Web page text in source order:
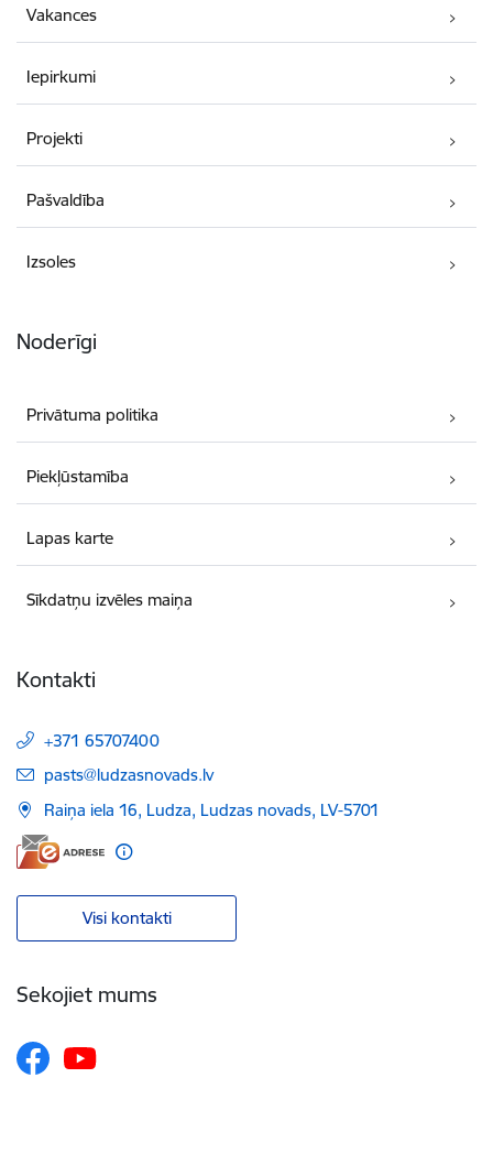
Vakances
Iepirkumi
Projekti
Pašvaldība
Izsoles
Noderīgi
Privātuma politika
Piekļūstamība
Lapas karte
Sīkdatņu izvēles maiņa
Kontakti
+371 65707400
E-pasts:
pasts@ludzasnovads.lv
Raiņa iela 16, Ludza, Ludzas novads, LV-5701
Visi kontakti
Sekojiet mums